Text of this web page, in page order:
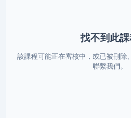
找不到此
該課程可能正在審核中，或已被刪除
聯繫我們。